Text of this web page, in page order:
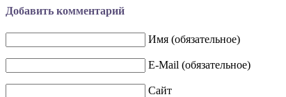
Добавить комментарий
Имя (обязательное)
E-Mail (обязательное)
Сайт